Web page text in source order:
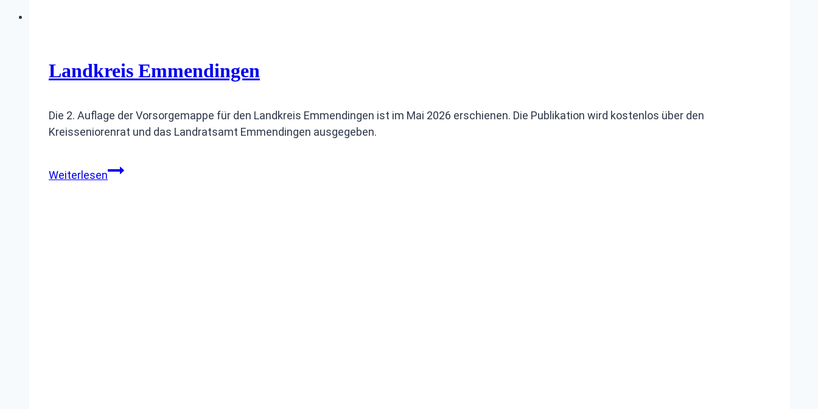
Landkreis Emmendingen
Die 2. Auflage der Vorsorgemappe für den Landkreis Emmendingen ist im Mai 2026 erschienen. Die Publikation wird kostenlos über den
Kreisseniorenrat und das Landratsamt Emmendingen ausgegeben.
WeiterlesenLandkreis